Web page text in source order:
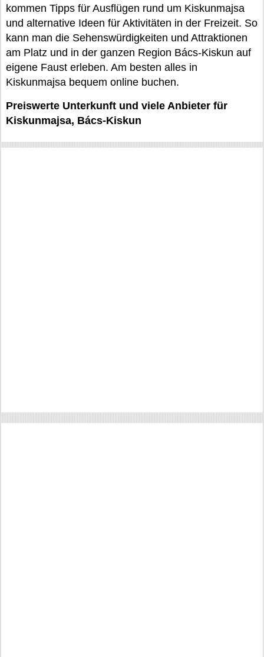
kommen Tipps für Ausflügen rund um Kiskunmajsa
und alternative Ideen für Aktivitäten in der Freizeit. So
kann man die Sehenswürdigkeiten und Attraktionen
am Platz und in der ganzen Region Bács-Kiskun auf
eigene Faust erleben. Am besten alles in
Kiskunmajsa bequem online buchen.
Preiswerte Unterkunft und viele Anbieter für
Kiskunmajsa, Bács-Kiskun